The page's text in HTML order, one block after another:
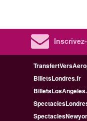
BilletsLondres.fr